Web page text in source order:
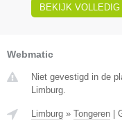
BEKIJK
Webmatic
Niet gevestigd in de
Limburg.
Limburg » Tongeren